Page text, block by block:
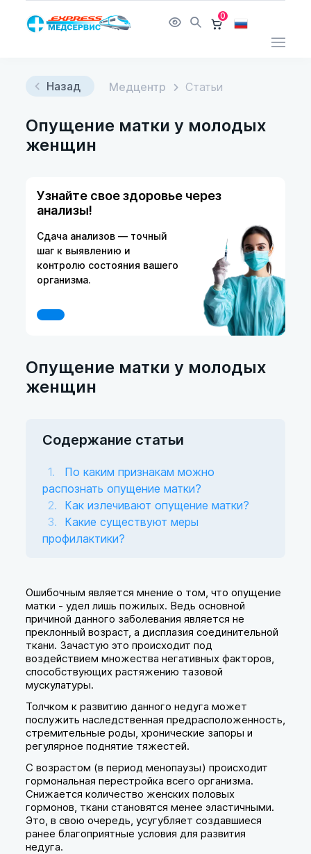
0
Назад Медцентр Статьи
Опущение матки у молодых
женщин
Узнайте свое здоровье через
анализы!
Сдача анализов — точный
шаг к выявлению и
контролю состояния вашего
организма.
Опущение матки у молодых
женщин
Содержание статьи
По каким признакам можно
распознать опущение матки?
Как излечивают опущение матки?
Какие существуют меры
профилактики?
Ошибочным является мнение о том, что опущение
матки - удел лишь пожилых. Ведь основной
причиной данного заболевания является не
преклонный возраст, а дисплазия соединительной
ткани. Зачастую это происходит под
воздействием множества негативных факторов,
способствующих растяжению тазовой
мускулатуры.
Толчком к развитию данного недуга может
послужить наследственная предрасположенность,
стремительные роды, хронические запоры и
регулярное поднятие тяжестей.
С возрастом (в период менопаузы) происходит
гормональная перестройка всего организма.
Снижается количество женских половых
гормонов, ткани становятся менее эластичными.
Это, в свою очередь, усугубляет создавшиеся
ранее благоприятные условия для развития
недуга.